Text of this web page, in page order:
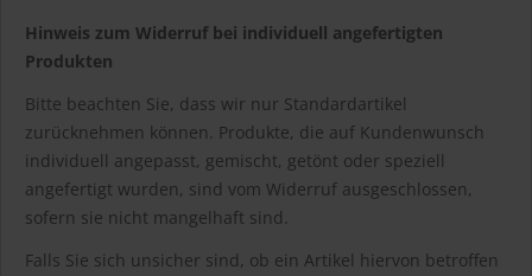
Hinweis zum Widerruf bei individuell angefertigten
Produkten
Bitte beachten Sie, dass wir nur Standardartikel
zurücknehmen können. Produkte, die auf Kundenwunsch
individuell angepasst, gemischt, getönt oder speziell
angefertigt wurden, sind vom Widerruf ausgeschlossen,
sofern sie nicht mangelhaft sind.
Falls Sie sich unsicher sind, ob ein Artikel hiervon betroffen